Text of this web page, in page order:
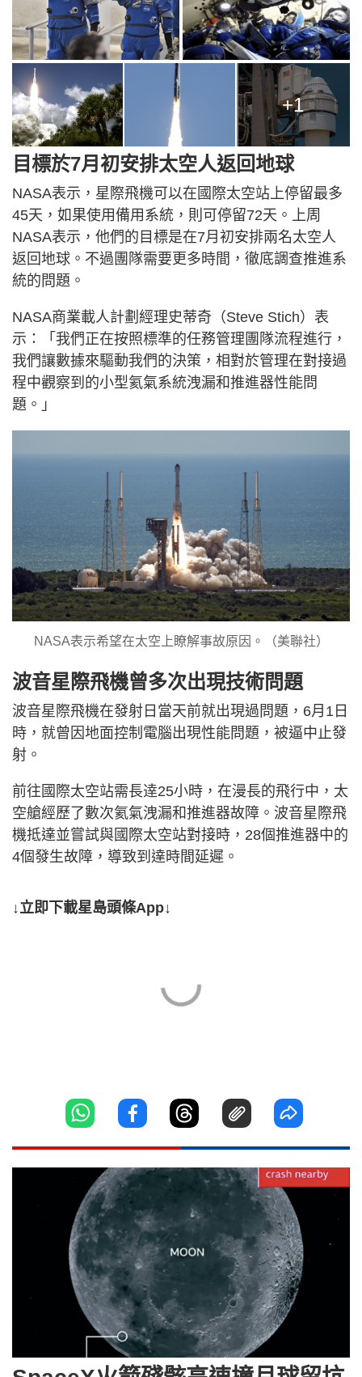
+1
目標於7月初安排太空人返回地球
NASA表示，星際飛機可以在國際太空站上停留最多
45天，如果使用備用系統，則可停留72天。上周
NASA表示，他們的目標是在7月初安排兩名太空人
返回地球。不過團隊需要更多時間，徹底調查推進系
統的問題。
NASA商業載人計劃經理史蒂奇（Steve Stich）表
示：「我們正在按照標準的任務管理團隊流程進行，
我們讓數據來驅動我們的決策，相對於管理在對接過
程中觀察到的小型氦氣系統洩漏和推進器性能問
題。」
NASA表示希望在太空上瞭解事故原因。（美聯社）
波音星際飛機曾多次出現技術問題
波音星際飛機在發射日當天前就出現過問題，6月1日
時，就曾因地面控制電腦出現性能問題，被逼中止發
射。
前往國際太空站需長逹25小時，在漫長的飛行中，太
空艙經歷了數次氦氣洩漏和推進器故障。波音星際飛
機抵達並嘗試與國際太空站對接時，28個推進器中的
4個發生故障，導致到達時間延遲。
↓立即下載星島頭條App↓